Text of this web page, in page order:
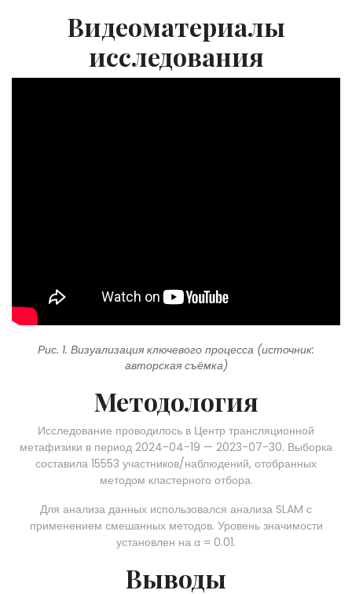
Видеоматериалы
исследования
Рис. 1. Визуализация ключевого процесса (источник:
авторская съёмка)
Методология
Исследование проводилось в Центр трансляционной
метафизики в период 2024-04-19 — 2023-07-30. Выборка
составила 15553 участников/наблюдений, отобранных
методом кластерного отбора.
Для анализа данных использовался анализа SLAM с
применением смешанных методов. Уровень значимости
установлен на α = 0.01.
Выводы